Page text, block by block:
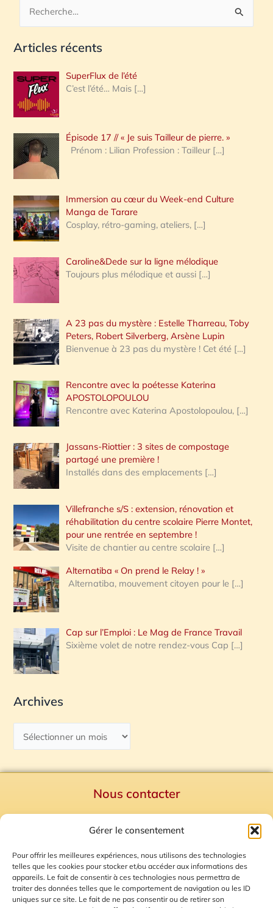
Gérer le consentement
Pour offrir les meilleures expériences, nous utilisons des technologies
telles que les cookies pour stocker et/ou accéder aux informations des
appareils. Le fait de consentir à ces technologies nous permettra de
traiter des données telles que le comportement de navigation ou les ID
uniques sur ce site. Le fait de ne pas consentir ou de retirer son
c
e
r
c
h
e
:
Articles récents
SuperFlux de l’été
C’est l’été… Mais […]
Épisode 17 // « Je suis Tailleur de pierre. »
Prénom : Lilian Profession : Tailleur […]
Immersion au cœur du Week-end Culture
Manga de Tarare
Cosplay, rétro-gaming, ateliers, […]
Caroline&Dede sur la ligne mélodique
Toujours plus mélodique et aussi […]
A 23 pas du mystère : Estelle Tharreau, Toby
Peters, Robert Silverberg, Arsène Lupin
Bienvenue à 23 pas du mystère ! Cet été […]
Rencontre avec la poétesse Katerina
APOSTOLOPOULOU
Rencontre avec Katerina Apostolopoulou, […]
Jassans-Riottier : 3 sites de compostage
partagé une première !
Installés dans des emplacements […]
Villefranche s/S : extension, rénovation et
réhabilitation du centre scolaire Pierre Montet,
pour une rentrée en septembre !
Visite de chantier au centre scolaire […]
Alternatiba « On prend le Relay ! »
Alternatiba, mouvement citoyen pour le […]
Cap sur l’Emploi : Le Mag de France Travail
Sixième volet de notre rendez-vous Cap […]
Archives
Nous contacter
Mentions Légales
Plan du site
Gestion des Cookies